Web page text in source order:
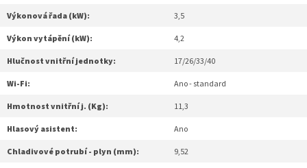
Výkonová řada (kW): 3,5
Výkon vytápění (kW): 4,2
Hlučnost vnitřní jednotky: 17/26/33/40
Wi-Fi: Ano - standard
Hmotnost vnitřní j. (Kg): 11,3
Hlasový asistent: Ano
Chladivové potrubí - plyn (mm): 9,52